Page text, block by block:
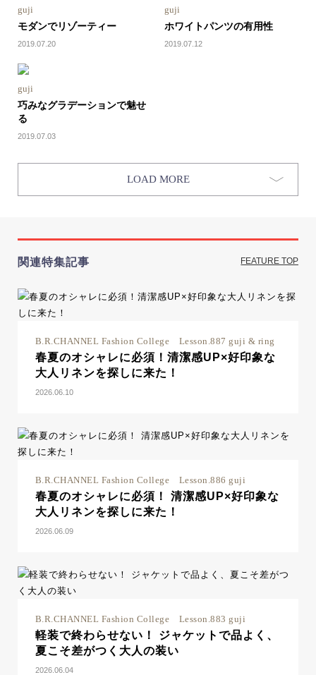
guji
モダンでリゾーティー
2019.07.20
guji
ホワイトパンツの有用性
2019.07.12
guji
巧みなグラデーションで魅せ
る
2019.07.03
LOAD MORE
関連特集記事 FEATURE TOP
B.R.CHANNEL Fashion College Lesson.887 guji & ring
春夏のオシャレに必須！清潔感UP×好印象な
大人リネンを探しに来た！
2026.06.10
B.R.CHANNEL Fashion College Lesson.886 guji
春夏のオシャレに必須！ 清潔感UP×好印象な
大人リネンを探しに来た！
2026.06.09
B.R.CHANNEL Fashion College Lesson.883 guji
軽装で終わらせない！ ジャケットで品よく、
夏こそ差がつく大人の装い
2026.06.04